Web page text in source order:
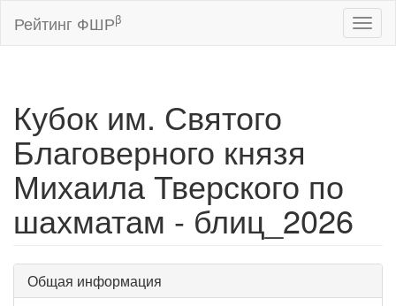
Рейтинг ФШРβ
Кубок им. Святого
Благоверного князя
Михаила Тверского по
шахматам - блиц_2026
Общая информация